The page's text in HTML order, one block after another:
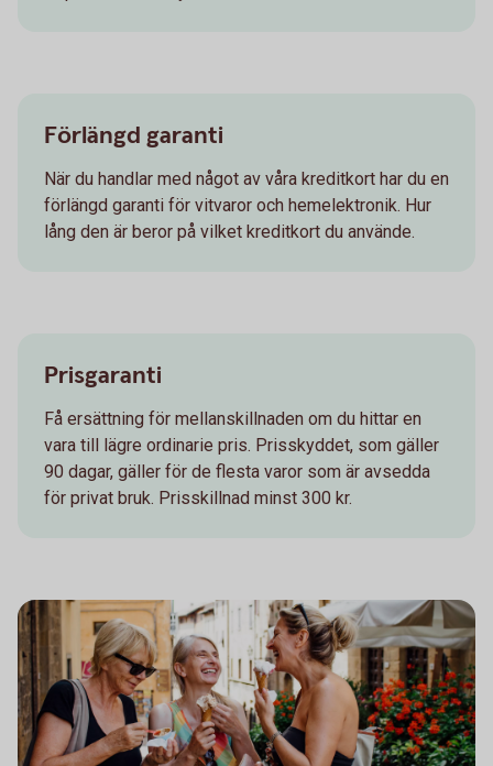
Förlängd garanti
När du handlar med något av våra kreditkort har du en
förlängd garanti för vitvaror och hemelektronik. Hur
lång den är beror på vilket kreditkort du använde.
Prisgaranti
Få ersättning för mellanskillnaden om du hittar en
vara till lägre ordinarie pris. Prisskyddet, som gäller
90 dagar, gäller för de flesta varor som är avsedda
för privat bruk. Prisskillnad minst 300 kr.